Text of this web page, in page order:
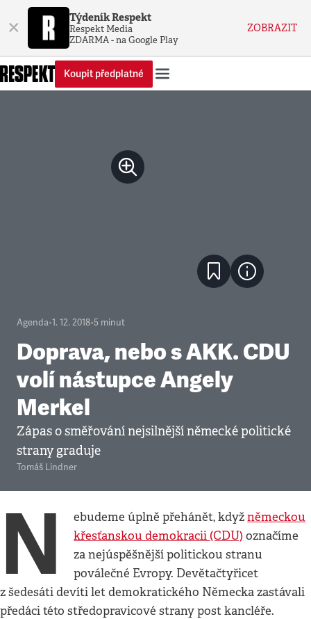
× Týdeník Respekt
Respekt Media
ZDARMA - na Google Play
ZOBRAZIT
Koupit předplatné
Agenda•1. 12. 2018•5 minut
Doprava, nebo s AKK. CDU
volí nástupce Angely
Merkel
Zápas o směřování nejsilnější německé politické
strany graduje
Tomáš Lindner
N ebudeme úplně přehánět, kdyžněmeckou
křesťanskou demokracii (CDU)označíme
za nejúspěšnější politickou stranu
poválečné Evropy. Devětačtyřicet
z šedesáti devíti let demokratického Německa zastávali
předáci této středopravicové strany post kancléře.